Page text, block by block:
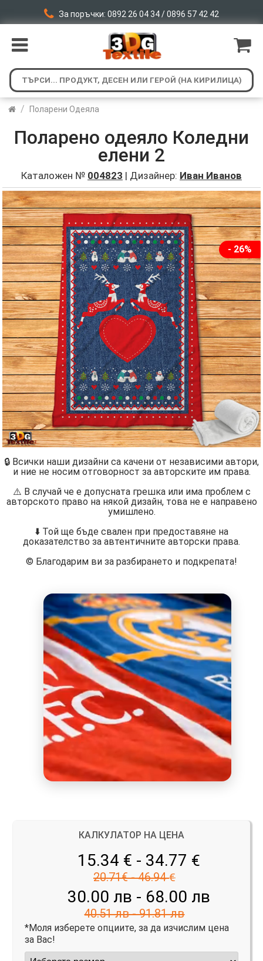
За поръчки: 0892 26 04 34 / 0896 57 42 42
/ Поларени Одеяла
Поларено одеяло Коледни
елени 2
Каталожен № 004823 | Дизайнер: Иван Иванов
- 26%
🔒 Всички наши дизайни са качени от независими автори,
и ние не носим отговорност за авторските им права.
⚠️ В случай че е допусната грешка или има проблем с
авторското право на някой дизайн, това не е направено
умишлено.
⬇️ Той ще бъде свален при предоставяне на
доказателство за автентичните авторски права.
©️ Благодарим ви за разбирането и подкрепата!
КАЛКУЛАТОР НА ЦЕНА
15.34 € - 34.77 €
20.71€ - 46.94 €
30.00 лв - 68.00 лв
40.51 лв - 91.81 лв
*Моля изберете опциите, за да изчислим цена
за Вас!